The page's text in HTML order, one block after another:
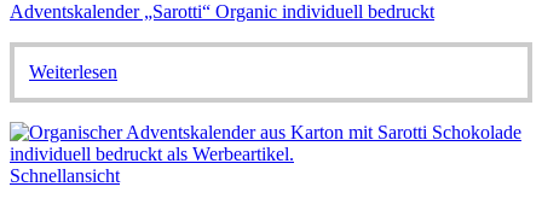
Adventskalender „Sarotti“ Organic individuell bedruckt
Weiterlesen
Schnellansicht